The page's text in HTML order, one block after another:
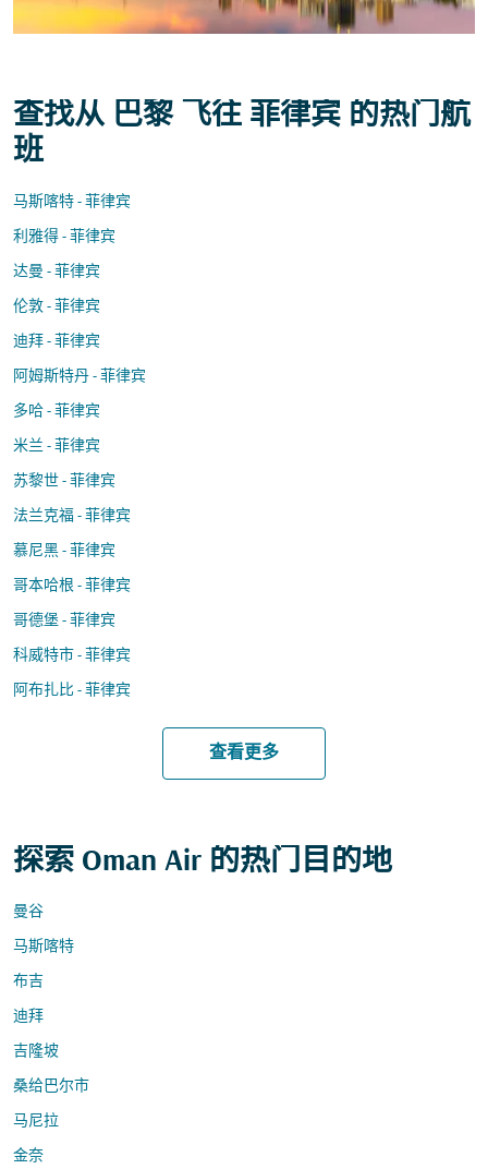
查找从 巴黎 飞往 菲律宾 的热门航
班
马斯喀特 - 菲律宾
利雅得 - 菲律宾
达曼 - 菲律宾
伦敦 - 菲律宾
迪拜 - 菲律宾
阿姆斯特丹 - 菲律宾
多哈 - 菲律宾
米兰 - 菲律宾
苏黎世 - 菲律宾
法兰克福 - 菲律宾
慕尼黑 - 菲律宾
哥本哈根 - 菲律宾
哥德堡 - 菲律宾
科威特市 - 菲律宾
阿布扎比 - 菲律宾
查看更多
探索 Oman Air 的热门目的地
曼谷
马斯喀特
布吉
迪拜
吉隆坡
桑给巴尔市
马尼拉
金奈